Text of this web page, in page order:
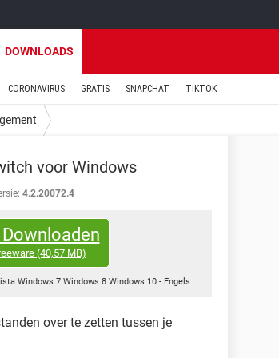
DOWNLOADS
CORONAVIRUS GRATIS SNAPCHAT TIKTOK
voor Windows
4.2.20072.4
Downloaden
(40,57 MB)
Windows 7 Windows 8 Windows 10 - Engels
over te zetten tussen je